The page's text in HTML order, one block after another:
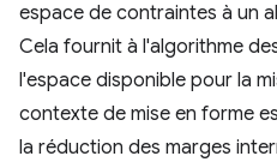
espace de contraintes à un
Cela fournit à l'algorithme
l'espace disponible pour la
contexte de mise en forme
la réduction des marges